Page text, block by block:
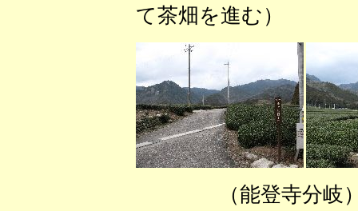
て茶畑を進む）
（能登寺分